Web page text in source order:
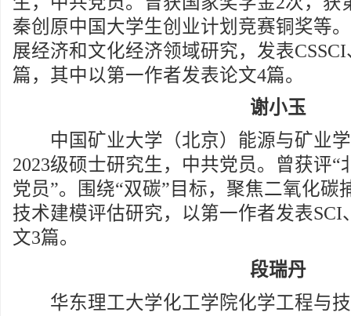
秦创原中国大学生创业计划竞赛铜奖等
展经济和文化经济领域研究，发表
篇，其中以第一作者发表论文4篇。
谢小玉
中国矿业大学（北京）能源与矿业学
2023级硕士研究生，中共党员。曾获评“
党员”。围绕“双碳”目标，聚焦二氧化碳
技术建模评估研究，以第一作者发表SCI
文3篇。
段瑞丹
华东理工大学化工学院化学工程与技